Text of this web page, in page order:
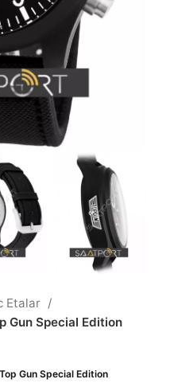
Etalar
Gun Special Edition
Gun Special Edition